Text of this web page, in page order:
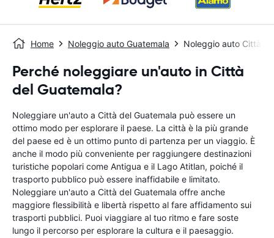
Home Noleggio auto Guatemala Noleggio auto Città
Perché noleggiare un'auto in Città
del Guatemala?
Noleggiare un'auto a Città del Guatemala può essere un
ottimo modo per esplorare il paese. La città è la più grande
del paese ed è un ottimo punto di partenza per un viaggio. È
anche il modo più conveniente per raggiungere destinazioni
turistiche popolari come Antigua e il Lago Atitlan, poiché il
trasporto pubblico può essere inaffidabile e limitato.
Noleggiare un'auto a Città del Guatemala offre anche
maggiore flessibilità e libertà rispetto al fare affidamento sui
trasporti pubblici. Puoi viaggiare al tuo ritmo e fare soste
lungo il percorso per esplorare la cultura e il paesaggio.